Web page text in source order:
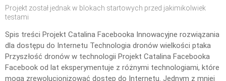
Projekt został jednak w blokach startowych przed jakimikolwiek
testami
Spis treści Projekt Catalina Facebooka Innowacyjne rozwiązania
dla dostępu do Internetu Technologia dronów wielkości ptaka
Przyszłość dronów w technologii Projekt Catalina Facebooka
Facebook od lat eksperymentuje z różnymi technologiami, które
mogą zrewolucjonizować dostęp do Internetu. Jednym z mniej